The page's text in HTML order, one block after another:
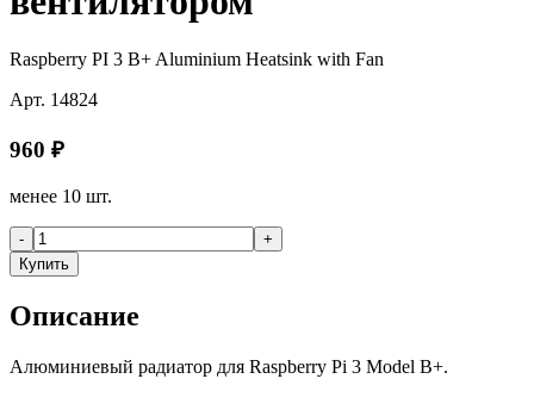
Raspberry PI 3 B+ Aluminium Heatsink with Fan
Арт. 14824
960 ₽
менее 10 шт.
-
+
Купить
Описание
Алюминиевый радиатор для Raspberry Pi 3 Model B+.